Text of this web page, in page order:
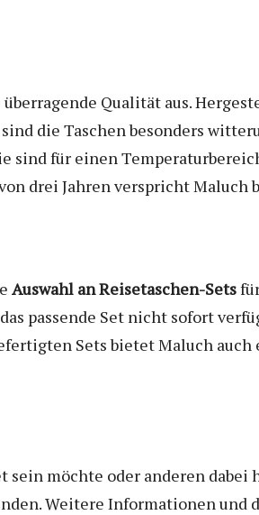
Qualität aus.
die Taschen besonders
für einen
drei Jahren verspricht Maluch
Auswahl anReisetaschen-Sets
passende Set nicht sofort
Sets bietet Maluch auch
möchte oder anderen
Weitere Informationen